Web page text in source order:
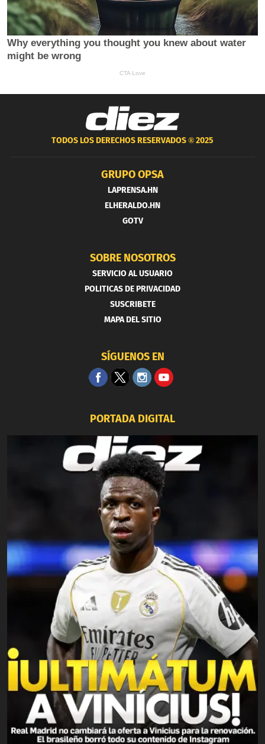
TODOS LOS DERECHOS RESERVADOS ®2025
GRUPO OPSA
LAPRENSA.HN
ELHERALDO.HN
GOTV
SOBRE NOSOTROS
SERVICIO AL USUARIO
POLITICAS DE PRIVACIDAD
SUSCRIBETE
MAPA DEL SITIO
SÍGUENOS EN
PORTADA DIGITAL